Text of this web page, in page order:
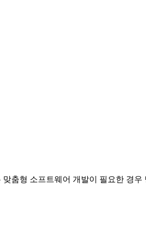
춤형 소프트웨어 개발이 필요한 경